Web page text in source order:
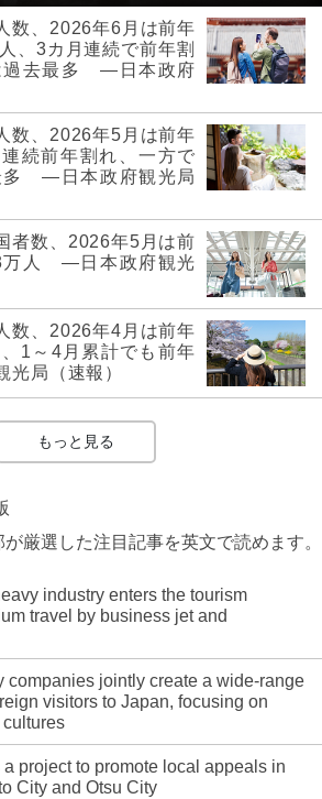
数、2026年6月は前年
、3カ月連続で前年割
過去最多 ―日本政府
数、2026年5月は前年
続前年割れ、一方で
多 ―日本政府観光局
者数、2026年5月は前
万人 ―日本政府観光
数、2026年4月は前年
1～4月累計でも前年
局（速報）
もっと見る
厳選した注目記事を英文で読めます。
industry enters the tourism
travel by business jet and
companies jointly create a wide-range
visitors to Japan, focusing on
project to promote local appeals in
City and Otsu City